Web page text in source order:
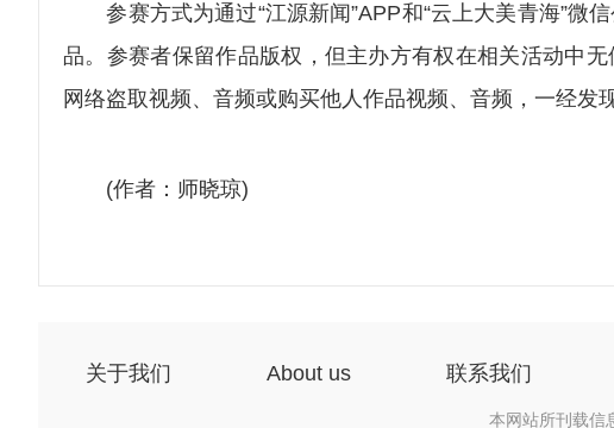
参赛方式为通过“江源新闻”APP和“云上大美青海”微
品。参赛者保留作品版权，但主办方有权在相关活动中
网络盗取视频、音频或购买他人作品视频、音频，一经发
(作者：师晓琼)
关于我们 About us 联系我们
本网站所刊载信